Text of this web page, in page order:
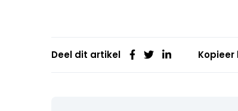
Deel dit artikel Kopieer